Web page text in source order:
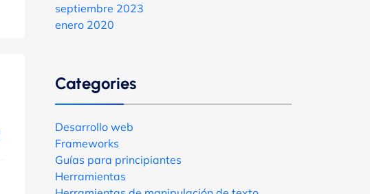
septiembre 2023
enero 2020
Categories
Desarrollo web
Frameworks
Guías para principiantes
Herramientas